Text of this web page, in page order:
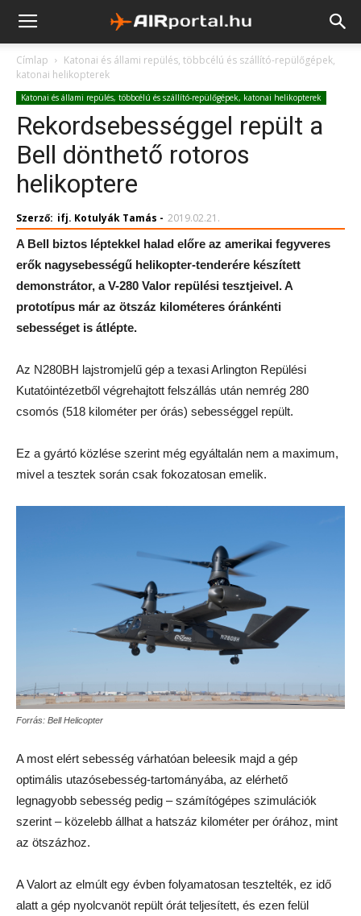
Címlap
Katonai és állami repülés, többcélú és szállító-repülőgépek,
katonai helikopterek
Katonai és állami repülés, többcélú és szállító-repülőgépek, katonai helikopterek
Rekordsebességgel repült a
Bell dönthető rotoros
helikoptere
Szerző: ifj. Kotulyák Tamás - 2019.02.21.
A Bell biztos léptekkel halad előre az amerikai fegyveres
erők nagysebességű helikopter-tenderére készített
demonstrátor, a V-280 Valor repülési tesztjeivel. A
prototípus már az ötszáz kilométeres óránkénti
sebességet is átlépte.
Az N280BH lajstromjelű gép a texasi Arlington Repülési
Kutatóintézetből végrehajtott felszállás után nemrég 280
csomós (518 kilométer per órás) sebességgel repült.
Ez a gyártó közlése szerint még egyáltalán nem a maximum,
mivel a tesztek során csak fokozatosan emelik.
Forrás: Bell Helicopter
A most elért sebesség várhatóan beleesik majd a gép
optimális utazósebesség-tartományába, az elérhető
legnagyobb sebesség pedig – számítógépes szimulációk
szerint – közelebb állhat a hatszáz kilométer per órához, mint
az ötszázhoz.
A Valort az elmúlt egy évben folyamatosan tesztelték, ez idő
alatt a gép nyolcvanöt repült órát teljesített, és ezen felül